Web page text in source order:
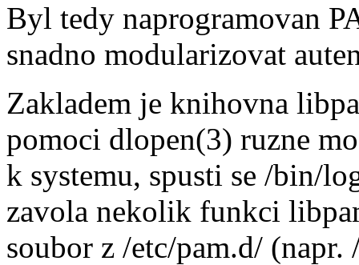
Byl tedy naprogramovan
snadno modularizovat
Zakladem je knihovna
pomoci dlopen(3) ruzne
k systemu, spusti se /bin/
zavola nekolik funkci
soubor z /etc/pam.d/